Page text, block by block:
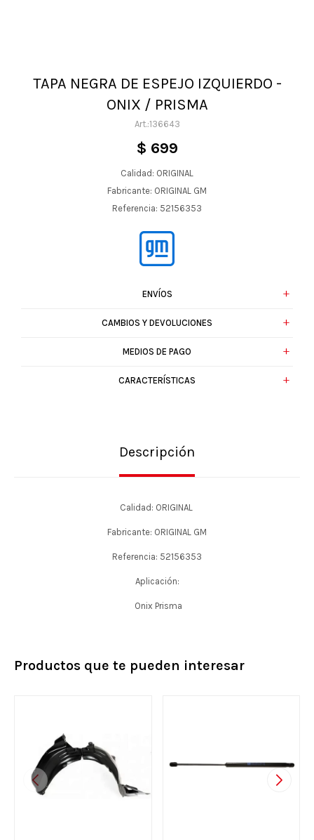
TAPA NEGRA DE ESPEJO IZQUIERDO -
ONIX / PRISMA
136643
$ 699
Calidad: ORIGINAL
Fabricante: ORIGINAL GM
Referencia: 52156353
ENVÍOS
CAMBIOS Y DEVOLUCIONES
MEDIOS DE PAGO
CARACTERÍSTICAS
Descripción
Calidad: ORIGINAL
Fabricante: ORIGINAL GM
Referencia: 52156353
Aplicación:
Onix Prisma
Productos que te pueden interesar